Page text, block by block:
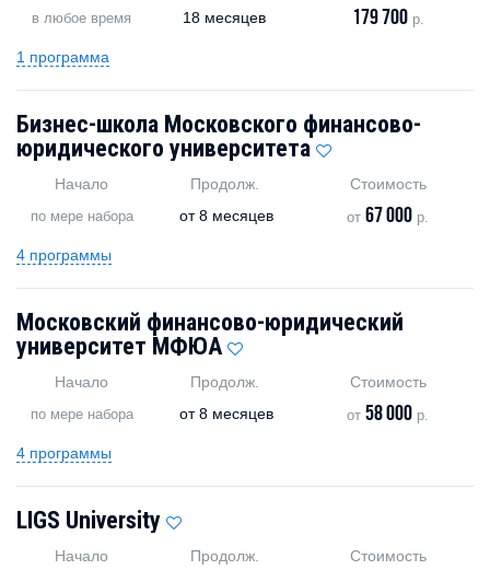
в любое время
18 месяцев
179 700р.
1 программа
Бизнес-школа Московского финансово-
юридического университета
Начало
по мере набора
Продолж.
от8 месяцев
Стоимость
от67 000 р.
4 программы
Московский финансово-юридический
университет МФЮА
Начало
по мере набора
Продолж.
от8 месяцев
Стоимость
от58 000 р.
4 программы
LIGS University
Начало
Продолж.
Стоимость